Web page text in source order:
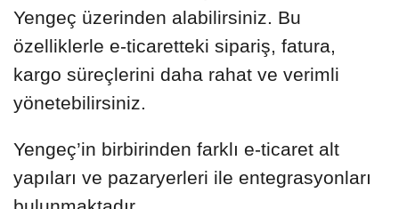
Yengeç üzerinden alabilirsiniz. Bu
özelliklerle e-ticaretteki sipariş, fatura,
kargo süreçlerini daha rahat ve verimli
yönetebilirsiniz.
Yengeç’in birbirinden farklı e-ticaret alt
yapıları ve pazaryerleri ile entegrasyonları